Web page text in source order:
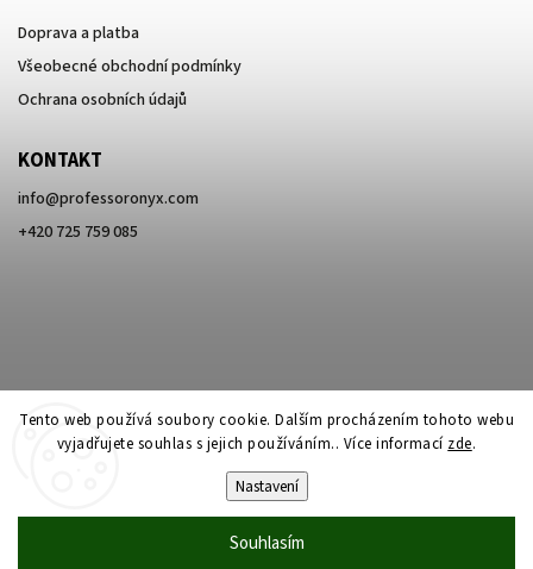
Tento web používá soubory cookie. Dalším procházením tohoto webu
vyjadřujete souhlas s jejich používáním.. Více informací zde.
Nastavení
Souhlasím
Doprava a platba
Všeobecné obchodní podmínky
Ochrana osobních údajů
KONTAKT
info@professoronyx.com
+420 725 759 085
Professor Onyx. Všechna práva vyhrazena.